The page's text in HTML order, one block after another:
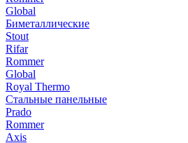
Global
Биметаллические
Stout
Rifar
Rommer
Global
Royal Thermo
Стальные панельные
Prado
Rommer
Axis